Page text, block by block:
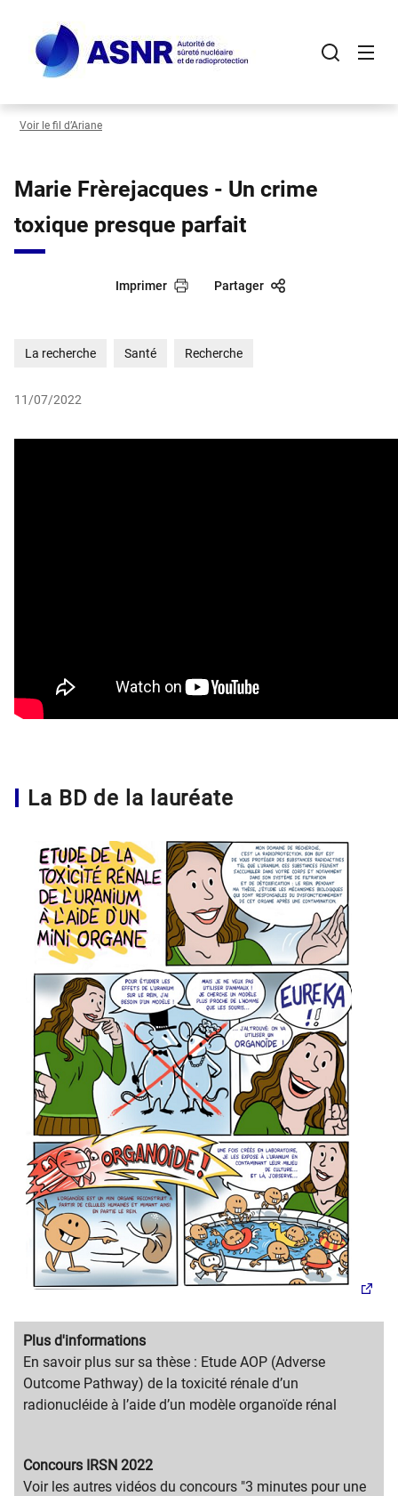
contenu
principal
Voir le fil d’Ariane
Marie Frèrejacques - Un crime
toxique presque parfait
Imprimer Partager
La recherche Santé Recherche
11/07/2022
La BD de la lauréate
Migration
content
title
Plus d'informations
Migration
content
text
En savoir plus sur sa thèse : Etude AOP (Adverse
Outcome Pathway) de la toxicité rénale d’un
radionucléide à l’aide d’un modèle organoïde rénal
Migration
content
Concours IRSN 2022
Migration
​Voir les a​utres vidéos du concours​ "3 minutes pour une